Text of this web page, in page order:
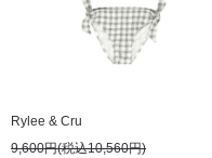
Rylee & Cru
9,600円(税込10,560円)